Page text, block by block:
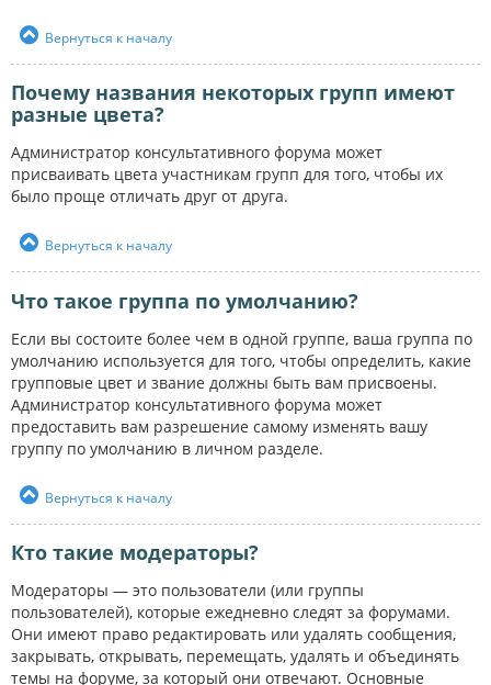
Вернуться к началу
Почему названия некоторых групп имеют
разные цвета?
Администратор консультативного форума может
присваивать цвета участникам групп для того, чтобы их
было проще отличать друг от друга.
Вернуться к началу
Что такое группа по умолчанию?
Если вы состоите более чем в одной группе, ваша группа по
умолчанию используется для того, чтобы определить, какие
групповые цвет и звание должны быть вам присвоены.
Администратор консультативного форума может
предоставить вам разрешение самому изменять вашу
группу по умолчанию в личном разделе.
Вернуться к началу
Кто такие модераторы?
Модераторы — это пользователи (или группы
пользователей), которые ежедневно следят за форумами.
Они имеют право редактировать или удалять сообщения,
закрывать, открывать, перемещать, удалять и объединять
темы на форуме, за который они отвечают. Основные